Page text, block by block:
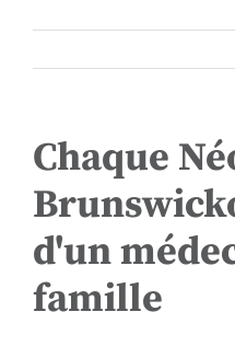
Chaque
d'un
famille